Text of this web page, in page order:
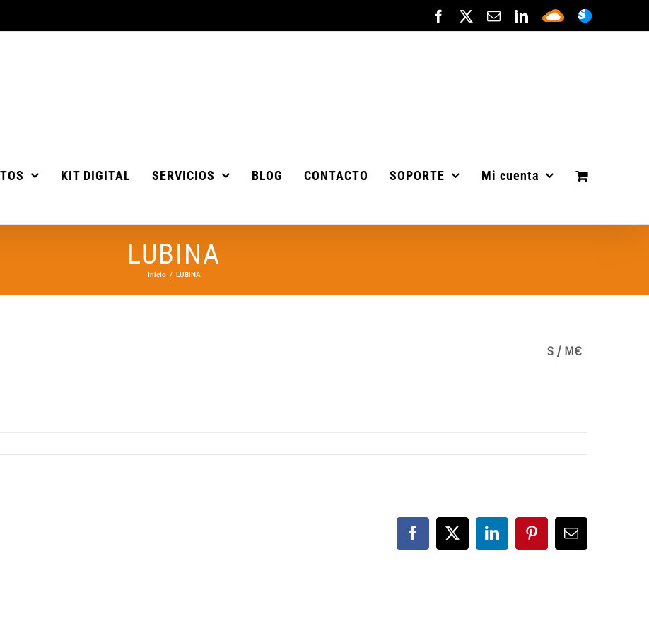
Facebook
X
Correo
electrónico
LinkedIn
Sepa
Cloud
KIT DIGITAL SERVICIOS BLOG CONTACTO SOPORTE Mi cuenta
LUBINA
Inicio LUBINA
S / M€
Facebook
X LinkedInPinterestCorreo
electrónico